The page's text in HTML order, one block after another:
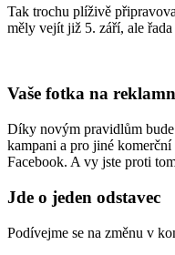
Tak trochu plíživě
měly vejít již 5. září, ale
Vaše fotka na
Díky novým pravidlům bude
kampani a pro jiné
Facebook. A vy jste proti
Jde o jeden odstavec
Podívejme se na změnu v